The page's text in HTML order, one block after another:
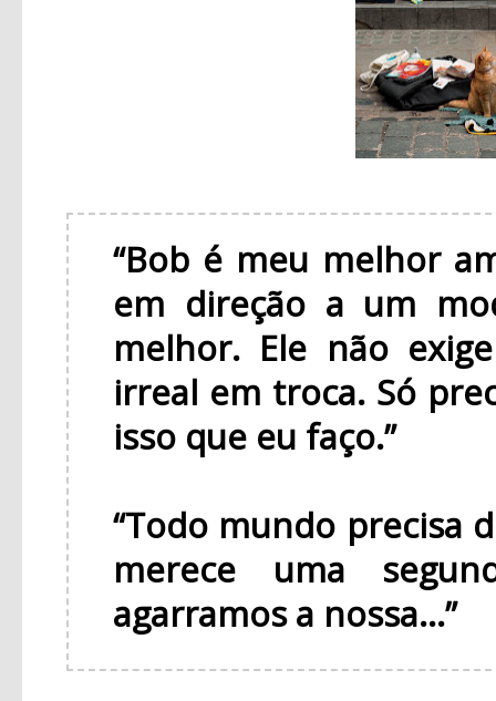
“Bob é meu melhor
em direção a um
melhor. Ele não
irreal em troca. Só
isso que eu faço.”
“Todo mundo precisa
merece uma
agarramos a nossa...”